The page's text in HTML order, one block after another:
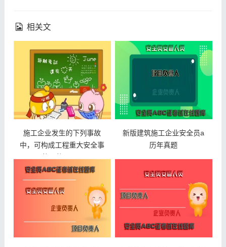
相关文
施工企业发生的下列事故
中，可构成工程重大安全事
故罪的是()。
新版建筑施工企业安全员a
历年真题